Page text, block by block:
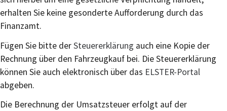
erhalten Sie keine gesonderte Aufforderung durch das
Finanzamt.
Fügen Sie bitte derSteuererklärung auch eine Kopie der
Rechnung über den Fahrzeugkauf bei. Die Steuererklärung
können Sie auch elektronisch über das ELSTER-Portal
abgeben.
Die Berechnung der Umsatzsteuer erfolgt auf der